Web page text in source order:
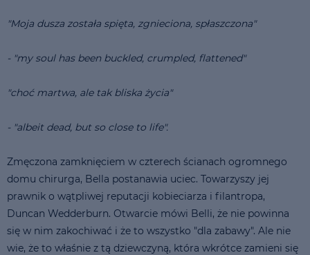
"Moja dusza została spięta, zgnieciona, spłaszczona"
- "my soul has been buckled, crumpled, flattened"
"choć martwa, ale tak bliska życia"
- "albeit dead, but so close to life".
Zmęczona zamknięciem w czterech ścianach ogromnego
domu chirurga, Bella postanawia uciec. Towarzyszy jej
prawnik o wątpliwej reputacji kobieciarza i filantropa,
Duncan Wedderburn. Otwarcie mówi Belli, że nie powinna
się w nim zakochiwać i że to wszystko "dla zabawy". Ale nie
wie, że to właśnie z tą dziewczyną, która wkrótce zamieni się